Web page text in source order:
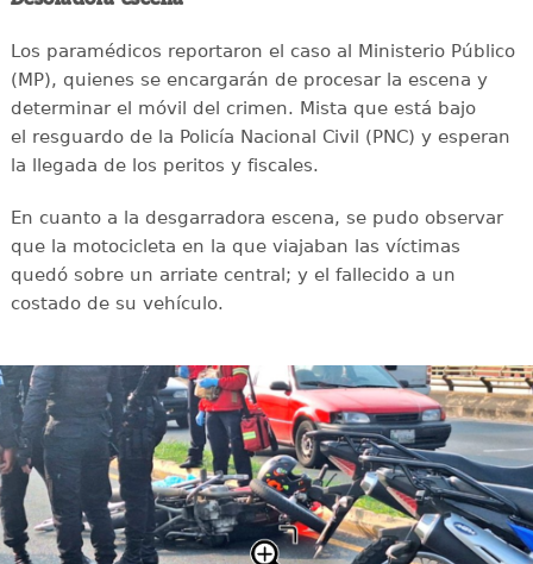
Los paramédicos reportaron el caso al Ministerio Público
(MP), quienes se encargarán de procesar la escena y
determinar el móvil del crimen. Mista que está bajo
el resguardo de la Policía Nacional Civil (PNC) y esperan
la llegada de los peritos y fiscales.
En cuanto a la desgarradora escena, se pudo observar
que la motocicleta en la que viajaban las víctimas
quedó sobre un arriate central; y el fallecido a un
costado de su vehículo.